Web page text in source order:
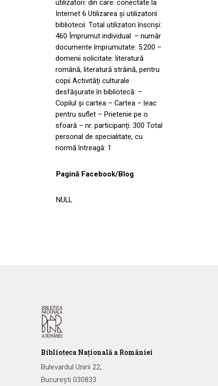
utilizatori: din care: conectate la
Internet 6 Utilizarea și utilizatorii
bibliotecii: Total utilizatori înscriși:
460 Împrumut individual: – număr
documente împrumutate: 5.200 –
domenii solicitate: literatură
română, literatură străină, pentru
copii Activități culturale
desfășurate în bibliotecă: –
Copilul și cartea – Cartea – leac
pentru suflet – Prietenie pe o
sfoară – nr. participanți: 300 Total
personal de specialitate, cu
normă întreagă: 1
Pagină Facebook/Blog
NULL
Biblioteca Națională a României
Bulevardul Unirii 22,
București 030833